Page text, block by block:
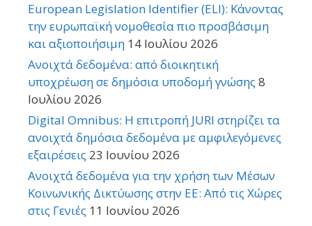
European Legislation Identifier (ELI): Κάνοντας
την ευρωπαϊκή νομοθεσία πιο προσβάσιμη
και αξιοποιήσιμη 14 Ιουλίου 2026
Ανοιχτά δεδομένα: από διοικητική
υποχρέωση σε δημόσια υποδομή γνώσης 8
Ιουλίου 2026
Digital Omnibus: Η επιτροπή JURI στηρίζει τα
ανοιχτά δημόσια δεδομένα με αμφιλεγόμενες
εξαιρέσεις 23 Ιουνίου 2026
Ανοιχτά δεδομένα για την χρήση των Μέσων
Κοινωνικής Δικτύωσης στην ΕΕ: Από τις Χώρες
στις Γενιές 11 Ιουνίου 2026